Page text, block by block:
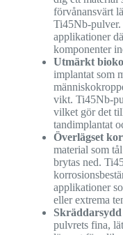
förvånansvärt
Ti45Nb-pulver.
applikationer
komponenter
Utmärkt
implantat som
vikt. Ti45Nb-
vilket gör det
tandimplantat
Överlägset
material som
brytas ned.
applikationer
eller extrema
pulvrets fina,